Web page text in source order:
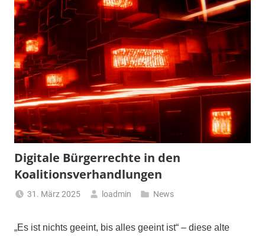
Digitale Bürgerrechte in den
Koalitionsverhandlungen
31. März 2025 loadmin News
„Es ist nichts geeint, bis alles geeint ist“ – diese alte